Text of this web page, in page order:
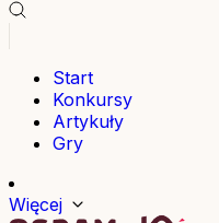
Start
Konkursy
Artykuły
Gry
Więcej